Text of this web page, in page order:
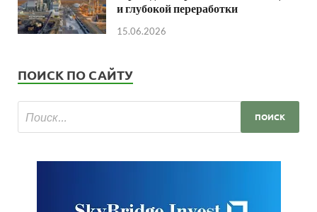
и глубокой переработки
15.06.2026
ПОИСК ПО САЙТУ